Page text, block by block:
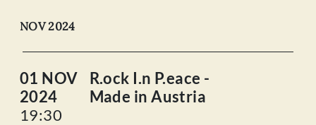
NOV 2024
01 NOV
2024
19:30
R.ock I.n P.eace -
Made in Austria